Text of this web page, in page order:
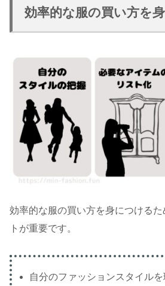
効率的な服の買い方を
効率的な服の買い方を身につける
トが重要です。
自分のファッションスタイルを